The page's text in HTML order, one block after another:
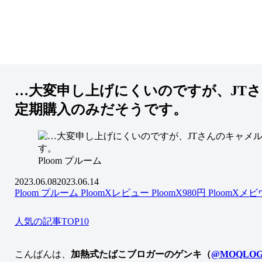
…大変申し上げにくいのですが、JT
定期購入のみだそうです。
Ploom プルーム
2023.06.082023.06.14
Ploom プルーム PloomXレビュー PloomX980円 PloomXメビ
人気の記事TOP10
こんばんは、 加熱式たばこブロガーのゲンキ（